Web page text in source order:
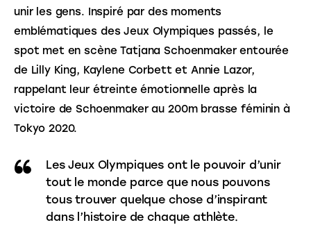
unir les gens. Inspiré par des moments
emblématiques des Jeux Olympiques passés, le
spot met en scène Tatjana Schoenmaker entourée
de Lilly King, Kaylene Corbett et Annie Lazor,
rappelant leur étreinte émotionnelle après la
victoire de Schoenmaker au 200m brasse féminin à
Tokyo 2020.
Les Jeux Olympiques ont le pouvoir d’unir
tout le monde parce que nous pouvons
tous trouver quelque chose d’inspirant
dans l’histoire de chaque athlète.